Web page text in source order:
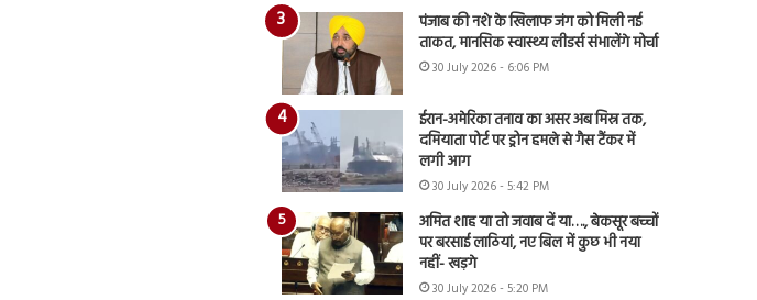
पंजाब की नशे के खिलाफ जंग को मिली नई
ताकत, मानसिक स्वास्थ्य लीडर्स संभालेंगे मोर्चा
30 July 2026 - 6:06 PM
ईरान-अमेरिका तनाव का असर अब मिस्र तक,
दमियाता पोर्ट पर ड्रोन हमले से गैस टैंकर में
लगी आग
30 July 2026 - 5:42 PM
अमित शाह या तो जवाब दें या…., बेकसूर बच्चों
पर बरसाई लाठियां, नए बिल में कुछ भी नया
नहीं- खड़गे
30 July 2026 - 5:20 PM